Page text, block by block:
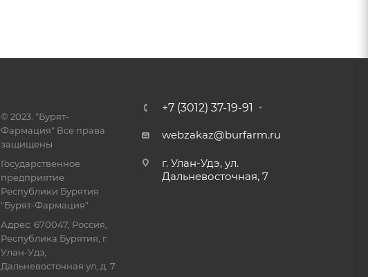
© 2023. "Бурят-
Фармация" Все права
защищены
Государственное
предприятие
Республики Бурятия
"Бурят-Фармация"
Адрес: 670047, Россия,
Республика Бурятия, г.
Улан-Удэ,
Дальневосточная ул, д. 7
+7 (3012) 37-19-91
webzakaz@burfarm.ru
г. Улан-Удэ, ул.
Дальневосточная, 7